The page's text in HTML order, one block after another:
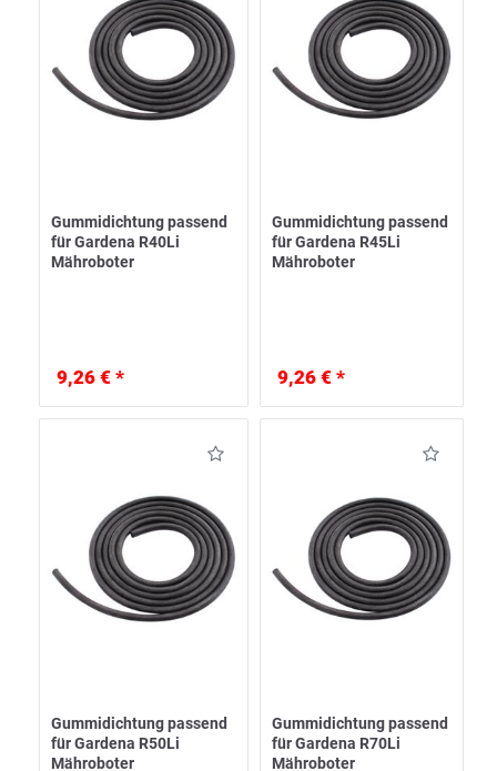
Gummidichtung passend
für Gardena R40Li
Mähroboter
9,26 € *
Gummidichtung passend
für Gardena R45Li
Mähroboter
9,26 € *
Gummidichtung passend
für Gardena R50Li
Mähroboter
Gummidichtung passend
für Gardena R70Li
Mähroboter